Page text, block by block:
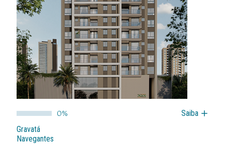
0%
Gravatá
Navegantes
Saiba